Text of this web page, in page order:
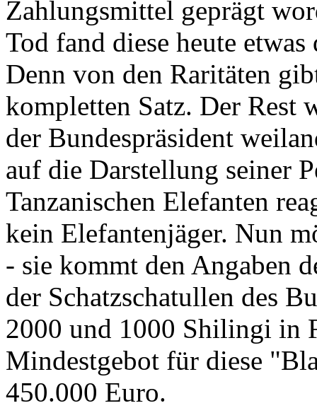
Zahlungsmittel geprägt
Tod fand diese heute
Denn von den Raritäten
kompletten Satz. Der Rest
der Bundespräsident
auf die Darstellung seiner
Tanzanischen Elefanten
kein Elefantenjäger. Nun
- sie kommt den Angaben
der Schatzschatullen des
2000 und 1000 Shilingi in
Mindestgebot für diese
450.000 Euro.